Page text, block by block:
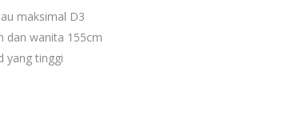
maksimal D3
dan wanita 155cm
yang tinggi